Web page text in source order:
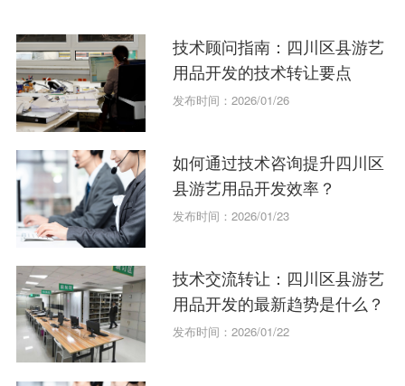
技术顾问指南：四川区县游艺
用品开发的技术转让要点
发布时间：2026/01/26
如何通过技术咨询提升四川区
县游艺用品开发效率？
发布时间：2026/01/23
技术交流转让：四川区县游艺
用品开发的最新趋势是什么？
发布时间：2026/01/22